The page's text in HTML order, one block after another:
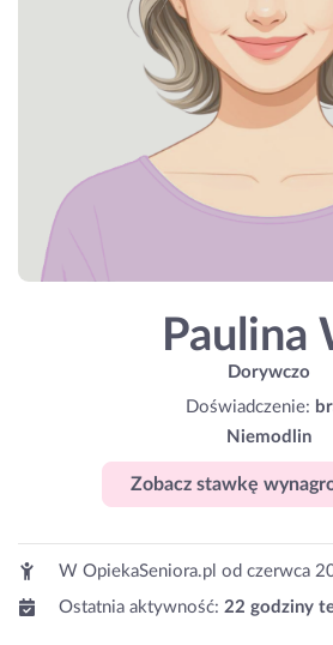
Paulina
Dorywczo
Doświadczenie:
Niemodlin
Zobacz stawkę
W OpiekaSeniora.pl od czerwca
Ostatnia aktywność: 22 godziny